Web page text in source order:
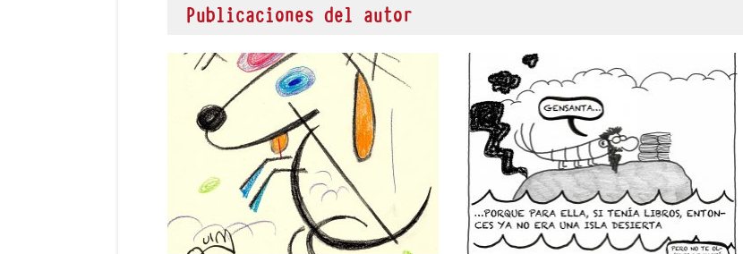
Publicaciones del autor